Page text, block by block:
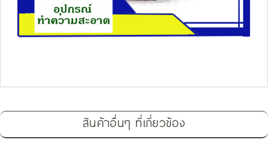
สินค้าอื่นๆ ที่เกี่ยวข้อง